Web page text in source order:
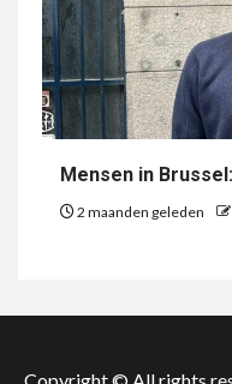
Mensen in
2 maanden geleden